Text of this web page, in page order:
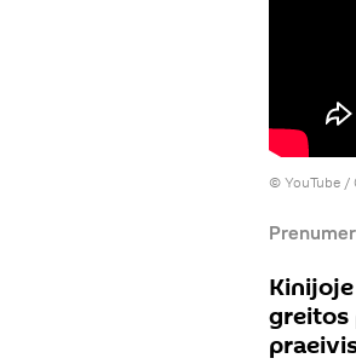
© YouTube /
greitos